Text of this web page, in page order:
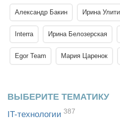
Александр Бакин Ирина
Interra Ирина Белозерская
Egor Team Мария Царенок
ВЫБЕРИТЕ ТЕМАТИКУ
IT-технологии 387